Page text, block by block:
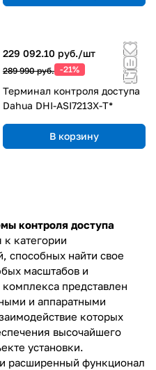
229 092.10 руб./шт
289 990 руб. -21%
Терминал контроля доступа
Dahua DHI-ASI7213X-T*
В корзину
контроля доступа
к категории
способных найти свое
масштабов и
представлен
и аппаратными
которых
высочайшего
установки.
расширенный функционал